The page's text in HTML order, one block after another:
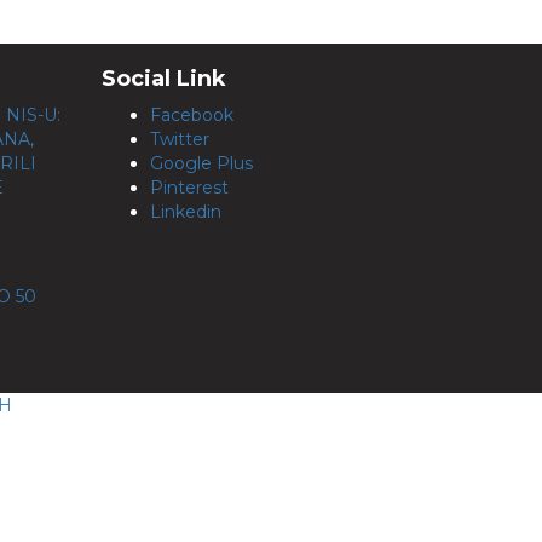
U:
50
Social Link
Facebook
Twitter
Google Plus
Pinterest
Linkedin